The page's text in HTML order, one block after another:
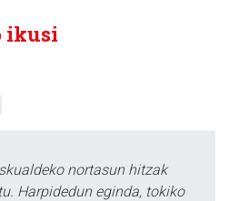
ikusi
nortasun hitzak
Harpidedun eginda, tokiko